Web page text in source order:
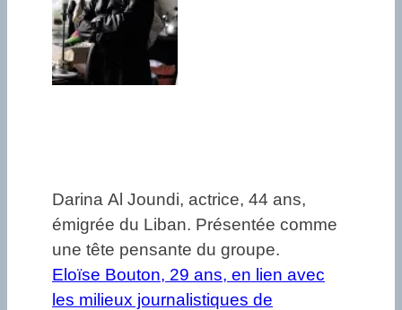
Darina Al Joundi, actrice, 44 ans,
émigrée du Liban. Présentée comme
une tête pensante du groupe.
Eloïse Bouton, 29 ans, en lien avec
les milieux journalistiques de